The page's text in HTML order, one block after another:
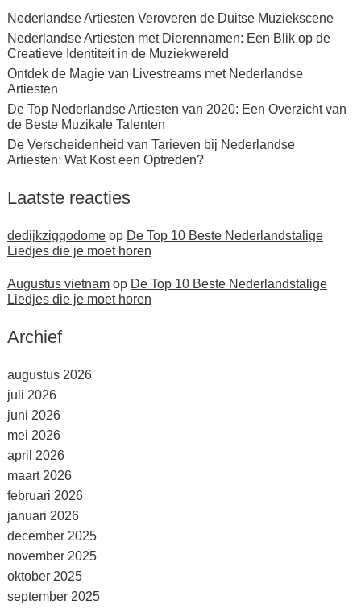
Nederlandse Artiesten Veroveren de Duitse Muziekscene
Nederlandse Artiesten met Dierennamen: Een Blik op de
Creatieve Identiteit in de Muziekwereld
Ontdek de Magie van Livestreams met Nederlandse
Artiesten
De Top Nederlandse Artiesten van 2020: Een Overzicht van
de Beste Muzikale Talenten
De Verscheidenheid van Tarieven bij Nederlandse
Artiesten: Wat Kost een Optreden?
Laatste reacties
dedijkziggodomeop De Top 10 Beste Nederlandstalige
Liedjes die je moet horen
Augustus vietnamop De Top 10 Beste Nederlandstalige
Liedjes die je moet horen
Archief
augustus 2026
juli 2026
juni 2026
mei 2026
april 2026
maart 2026
februari 2026
januari 2026
december 2025
november 2025
oktober 2025
september 2025